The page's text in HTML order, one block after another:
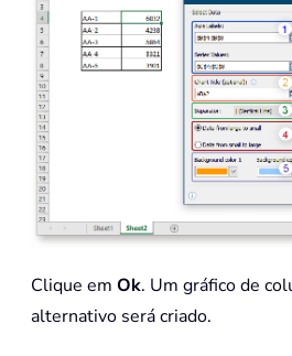
Clique em Ok. Um gráfico de
alternativo será criado.